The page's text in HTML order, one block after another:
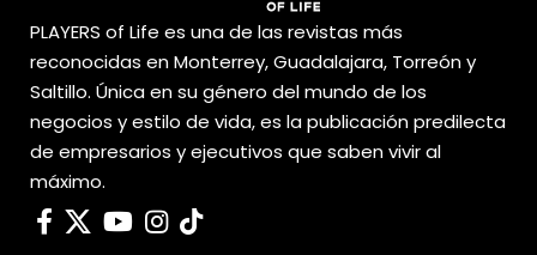
PLAYERS of Life es una de las revistas más
reconocidas en Monterrey, Guadalajara, Torreón y
Saltillo. Única en su género del mundo de los
negocios y estilo de vida, es la publicación predilecta
de empresarios y ejecutivos que saben vivir al
máximo.